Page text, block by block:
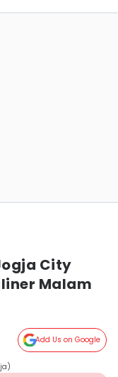
City
Malam
Add Us on Google